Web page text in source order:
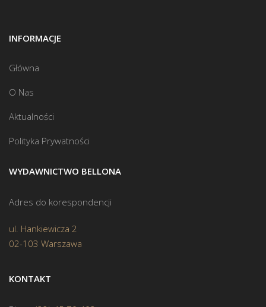
INFORMACJE
Główna
O Nas
Aktualności
Polityka Prywatności
WYDAWNICTWO BELLONA
Adres do korespondencji
ul. Hankiewicza 2
02-103 Warszawa
KONTAKT